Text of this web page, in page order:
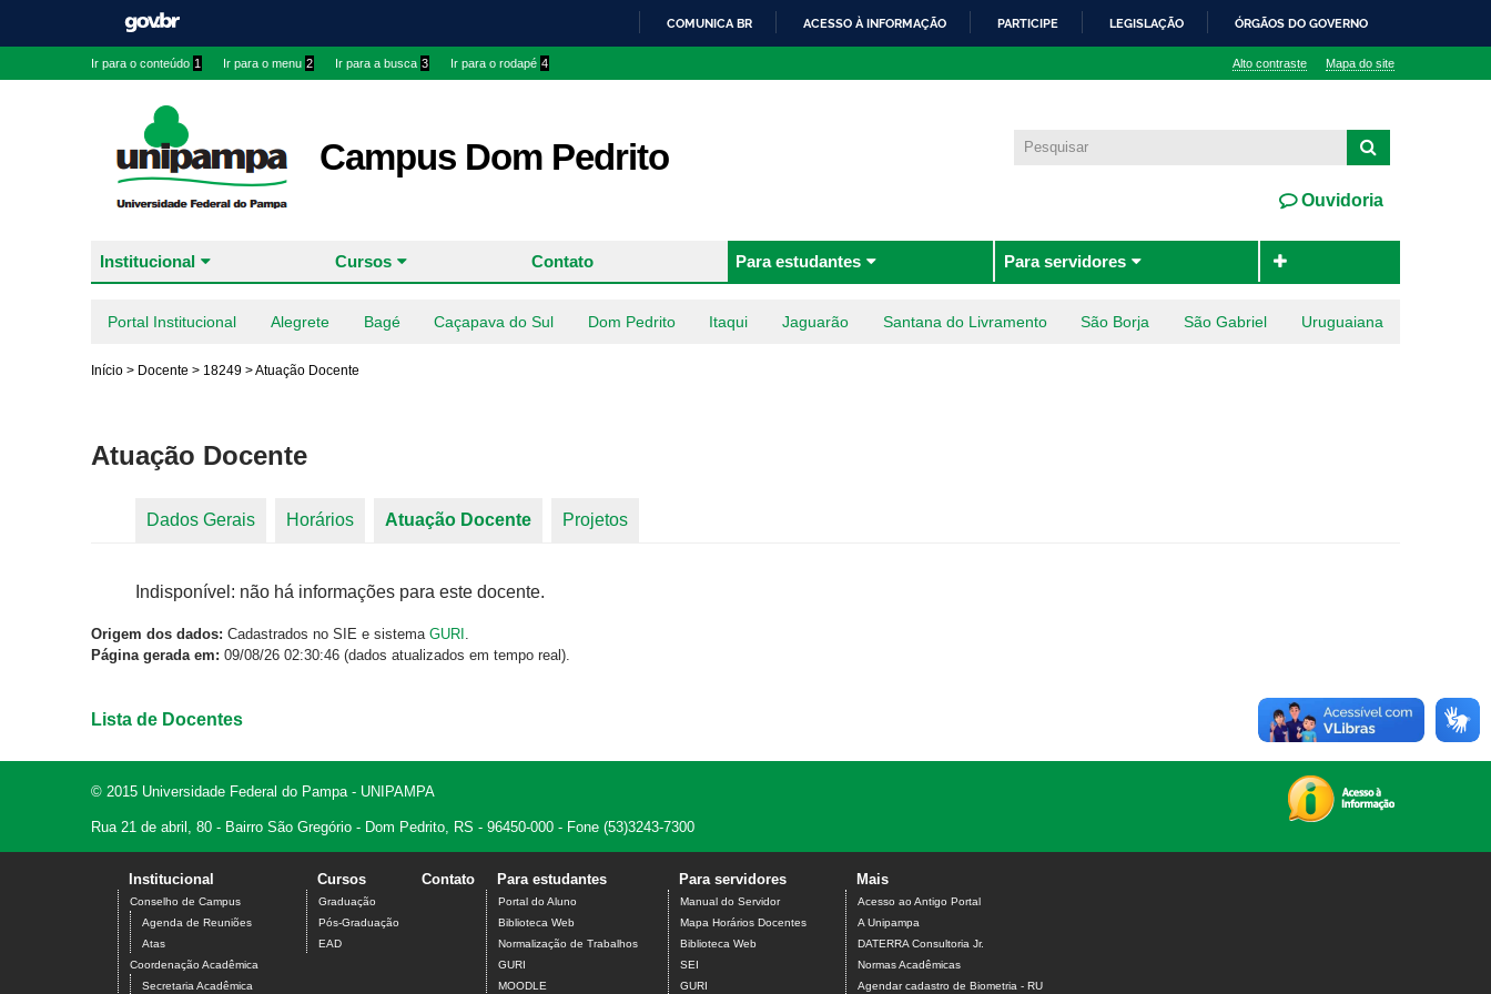
COMUNICA BR ACESSO À INFORMAÇÃO PARTICIPE LEGISLAÇÃO ÓRGÃOS DO GOVERNO
Ir para o conteúdo 1 Ir para o menu 2 Ir para a busca 3 Ir para o rodapé 4 Alto contraste Mapa do site
Campus Dom Pedrito
Ouvidoria
Institucional Cursos Contato Para estudantes Para servidores
Portal Institucional Alegrete Bagé Caçapava do Sul Dom Pedrito Itaqui Jaguarão Santana do Livramento São Borja São Gabriel Uruguaiana
Início > Docente > 18249 >Atuação Docente
Atuação Docente
Dados Gerais Horários Atuação Docente (aba ativa)
Projetos
Indisponível: não há informações para este docente.
Origem dos dados: Cadastrados no SIE e sistema GURI
Página gerada em: 09/08/26 02:30:46 (dados atualizados em tempo real).
Lista de Docentes
© 2015 Universidade Federal do Pampa - UNIPAMPA
Rua 21 de abril, 80 - Bairro São Gregório - Dom Pedrito, RS - 96450-000 - Fone (53)3243-7300
Institucional
Conselho de Campus
Agenda de Reuniões
Atas
Coordenação Acadêmica
Secretaria Acadêmica
Cursos
Graduação
Pós-Graduação
EAD
Contato Para estudantes
Portal do Aluno
Biblioteca Web
Normalização de Trabalhos
GURI
MOODLE
Para servidores
Manual do Servidor
Mapa Horários Docentes
Biblioteca Web
SEI
GURI
Mais
Acesso ao Antigo Portal
A Unipampa
DATERRA Consultoria Jr.
Normas Acadêmicas
Agendar cadastro de Biometria - RU